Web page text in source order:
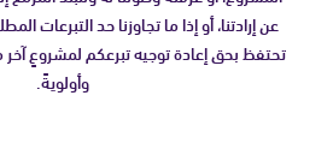
عن إرادتنا، أو إذا ما تجاوزنا حد التبرعات
تحتفظ بحق إعادة توجيه تبرعكم لمشروعٍ آخر
وأولويةً.